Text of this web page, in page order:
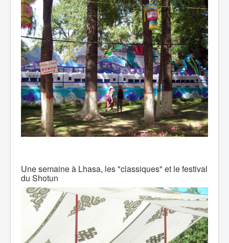
Une semaine à Lhasa, les "classiques" et le festival
du Shotun